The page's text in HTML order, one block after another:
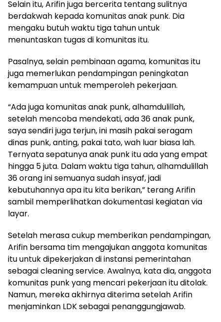
Selain itu, Arifin juga bercerita tentang sulitnya
berdakwah kepada komunitas anak punk. Dia
mengaku butuh waktu tiga tahun untuk
menuntaskan tugas di komunitas itu.
Pasalnya, selain pembinaan agama, komunitas itu
juga memerlukan pendampingan peningkatan
kemampuan untuk memperoleh pekerjaan.
“Ada juga komunitas anak punk, alhamdulillah,
setelah mencoba mendekati, ada 36 anak punk,
saya sendiri juga terjun, ini masih pakai seragam
dinas punk, anting, pakai tato, wah luar biasa lah.
Ternyata sepatunya anak punk itu ada yang empat
hingga 5 juta. Dalam waktu tiga tahun, alhamdulillah
36 orang ini semuanya sudah insyaf, jadi
kebutuhannya apa itu kita berikan,” terang Arifin
sambil memperlihatkan dokumentasi kegiatan via
layar.
Setelah merasa cukup memberikan pendampingan,
Arifin bersama tim mengajukan anggota komunitas
itu untuk dipekerjakan di instansi pemerintahan
sebagai cleaning service. Awalnya, kata dia, anggota
komunitas punk yang mencari pekerjaan itu ditolak.
Namun, mereka akhirnya diterima setelah Arifin
menjaminkan LDK sebagai penanggungjawab.